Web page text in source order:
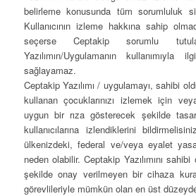
belirleme konusunda tüm sorumluluk
Kullanıcının izleme hakkına sahip
seçerse Ceptakip sorumlu
Yazılımın/Uygulamanın
sağlayamaz.
Ceptakip Yazılımı / uygulamayı, sahibi
kullanan çocuklarınızı izlemek için
uygun bir rıza gösterecek şekilde
kullanıcılarına izlendiklerini
ülkenizdeki, federal ve/veya eyalet
neden olabilir. Ceptakip Yazılımını sahibi
şekilde onay verilmeyen bir cihaza
görevlileriyle mümkün olan en üst